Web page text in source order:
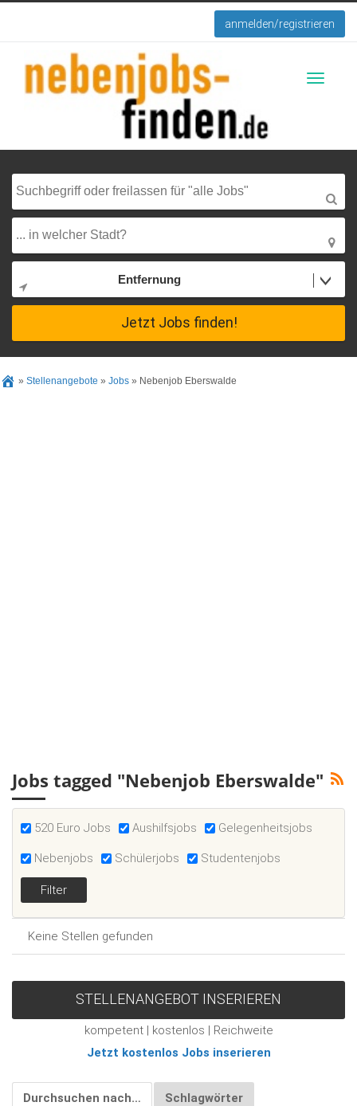
anmelden/registrieren
Entfernung
Jetzt Jobs finden!
» Stellenangebote » Jobs » Nebenjob Eberswalde
Jobs tagged "Nebenjob Eberswalde"
520 Euro Jobs Aushilfsjobs Gelegenheitsjobs
Nebenjobs Schülerjobs Studentenjobs
Keine Stellen gefunden
STELLENANGEBOT INSERIEREN
kompetent | kostenlos | Reichweite
Jetzt kostenlos Jobs inserieren
Durchsuchen nach… Schlagwörter